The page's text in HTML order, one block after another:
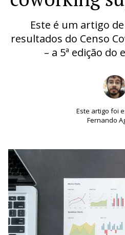
Este é um artigo
resultados do Censo
– a 5ª edição do
Este artigo foi
Fernando